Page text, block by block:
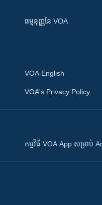
ធម្មនុញ្ញ​នៃ VOA
VOA English
VOA's Privacy Policy
កម្មវិធី​ VOA App សម្រាប់